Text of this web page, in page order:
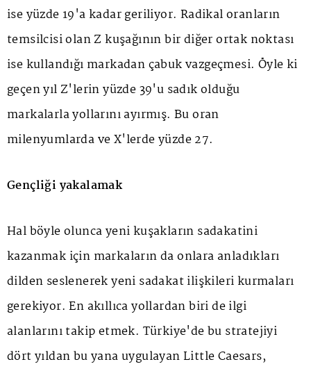
ise yüzde 19'a kadar geriliyor. Radikal oranların
temsilcisi olan Z kuşağının bir diğer ortak noktası
ise kullandığı markadan çabuk vazgeçmesi. Öyle ki
geçen yıl Z'lerin yüzde 39'u sadık olduğu
markalarla yollarını ayırmış. Bu oran
milenyumlarda ve X'lerde yüzde 27.
Gençliği yakalamak
Hal böyle olunca yeni kuşakların sadakatini
kazanmak için markaların da onlara anladıkları
dilden seslenerek yeni sadakat ilişkileri kurmaları
gerekiyor. En akıllıca yollardan biri de ilgi
alanlarını takip etmek. Türkiye'de bu stratejiyi
dört yıldan bu yana uygulayan Little Caesars,